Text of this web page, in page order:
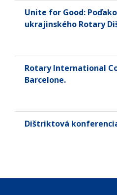
Unite for Good:
ukrajinského Rotary
Rotary International
Barcelone.
Dištriktová